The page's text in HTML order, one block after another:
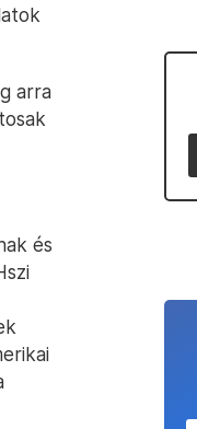
arra
és